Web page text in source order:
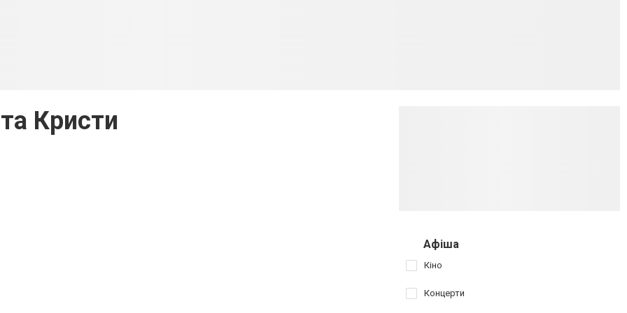
Кристи
Афіша
Кіно
Концерти